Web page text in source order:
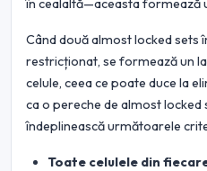
în cealaltă—aceasta formează
Când două almost locked sets
restricționat, se formează un
celule, ceea ce poate duce la
ca o pereche de almost locked
îndeplinească următoarele
Toate celulele din